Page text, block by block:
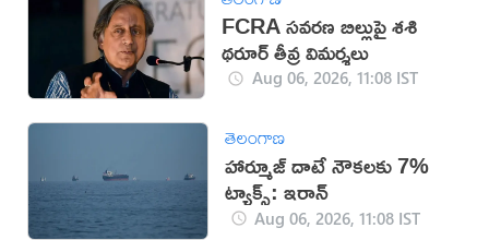
FCRA సవరణ బిల్లుపై శశి
థరూర్ తీవ్ర విమర్శలు
Aug 06, 2026, 11:08 IST
తెలంగాణ
హార్మూజ్ దాటే నౌకలకు 7%
ట్యాక్స్: ఇరాన్
Aug 06, 2026, 11:08 IST